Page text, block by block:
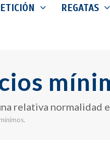
REGATAS
relativa normalidad